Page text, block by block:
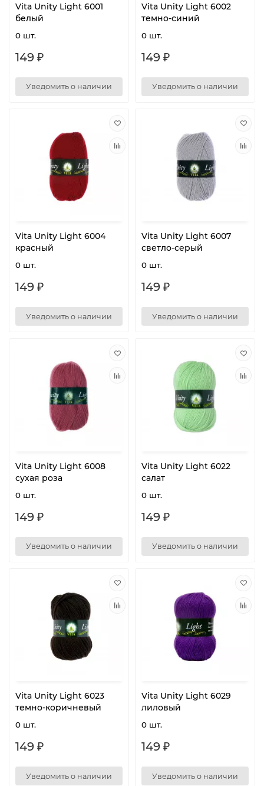
Vita Unity Light 6001
белый
0 шт.
149 ₽
Уведомить о наличии
Vita Unity Light 6002
темно-синий
0 шт.
149 ₽
Уведомить о наличии
Vita Unity Light 6004
красный
0 шт.
149 ₽
Уведомить о наличии
Vita Unity Light 6007
светло-серый
0 шт.
149 ₽
Уведомить о наличии
Vita Unity Light 6008
сухая роза
0 шт.
149 ₽
Уведомить о наличии
Vita Unity Light 6022
салат
0 шт.
149 ₽
Уведомить о наличии
Vita Unity Light 6023
темно-коричневый
0 шт.
149 ₽
Уведомить о наличии
Vita Unity Light 6029
лиловый
0 шт.
149 ₽
Уведомить о наличии